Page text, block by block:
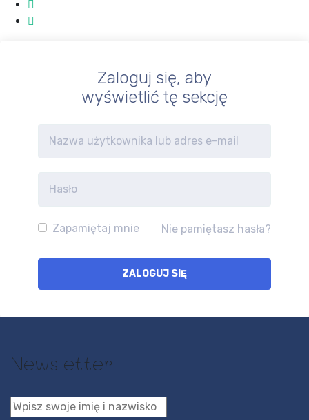
Zaloguj się, aby
wyświetlić tę sekcję
Zapamiętaj mnie Nie pamiętasz hasła?
Newsletter